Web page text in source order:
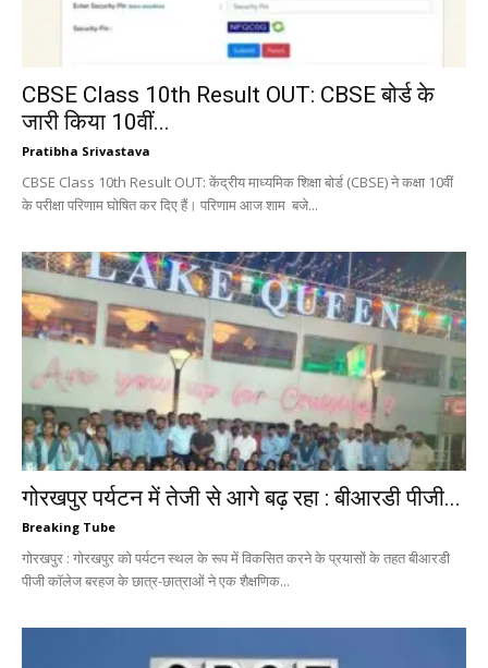
CBSE Class 10th Result OUT: CBSE बोर्ड के
जारी किया 10वीं...
Pratibha Srivastava
CBSE Class 10th Result OUT: केंद्रीय माध्यमिक शिक्षा बोर्ड (CBSE) ने कक्षा 10वीं
के परीक्षा परिणाम घोषित कर दिए हैं। परिणाम आज शाम बजे...
गोरखपुर पर्यटन में तेजी से आगे बढ़ रहा : बीआरडी पीजी...
Breaking Tube
गोरखपुर : गोरखपुर को पर्यटन स्थल के रूप में विकसित करने के प्रयासों के तहत बीआरडी
पीजी कॉलेज बरहज के छात्र-छात्राओं ने एक शैक्षणिक...